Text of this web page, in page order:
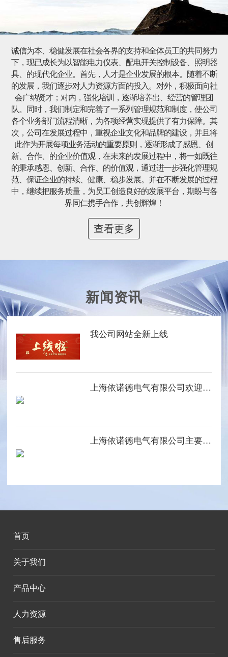
诚信为本、稳健发展在社会各界的支持和全体员工的共同努力
下，现已成长为以智能电力仪表、配电开关控制设备、照明器
具、的现代化企业。首先，人才是企业发展的根本。随着不断
的发展，我们逐步对人力资源方面的投入。对外，积极面向社
会广纳贤才；对内，强化培训，逐渐培养出、经营的管理团
队。同时，我们制定和完善了一系列管理规范和制度，使公司
各个业务部门流程清晰，为各项经营实现提供了有力保障。其
次，公司在发展过程中，重视企业文化和品牌的建设，并且将
此作为开展每项业务活动的重要原则，逐渐形成了感恩、创
新、合作、的企业价值观，在未来的发展过程中，将一如既往
的秉承感恩、创新、合作、的价值观，通过进一步强化管理规
范、保证企业的持续、健康、稳步发展。并在不断发展的过程
中，继续把服务质量，为员工创造良好的发展平台，期盼与各
界同仁携手合作，共创辉煌！
查看更多
新闻资讯
我公司网站全新上线
上海依诺德电气有限公司欢迎您的光临
上海依诺德电气有限公司主要产品系列
首页
关于我们
产品中心
人力资源
售后服务